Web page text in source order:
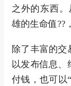
之外的东西
雄的生命值??
除了丰富的交
以发布信息、
付钱，也可以